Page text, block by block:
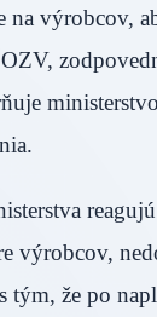
na výrobcov,
výrobcov,
tým, že po